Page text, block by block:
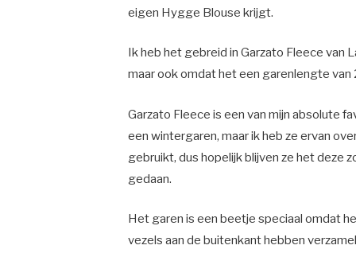
eigen Hygge Blouse krijgt.
Ik heb het gebreid in Garzato Fleece van
maar ook omdat het een garenlengte
Garzato Fleece is een van mijn absolute
een wintergaren, maar ik heb ze ervan
gebruikt, dus hopelijk blijven ze het deze
gedaan.
Het garen is een beetje speciaal omdat
vezels aan de buitenkant hebben